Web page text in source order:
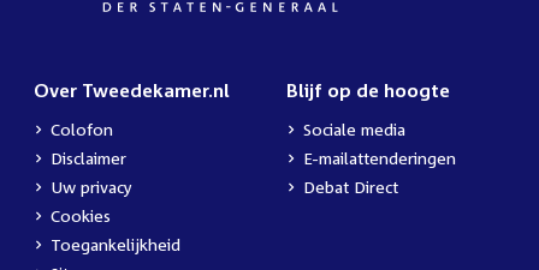
Over Tweedekamer.nl
Colofon
Disclaimer
Uw privacy
Cookies
Toegankelijkheid
Blijf op de hoogte
Sociale media
E-mailattenderingen
Debat Direct